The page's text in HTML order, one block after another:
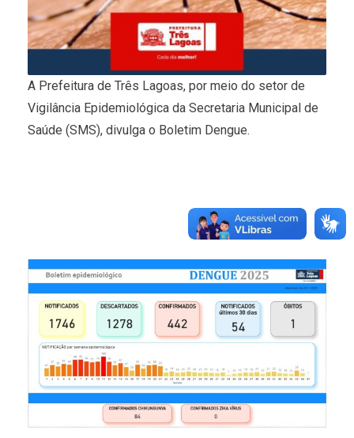
A Prefeitura de Três Lagoas, por meio do setor de
Vigilância Epidemiológica da Secretaria Municipal de
Saúde (SMS), divulga o Boletim Dengue.